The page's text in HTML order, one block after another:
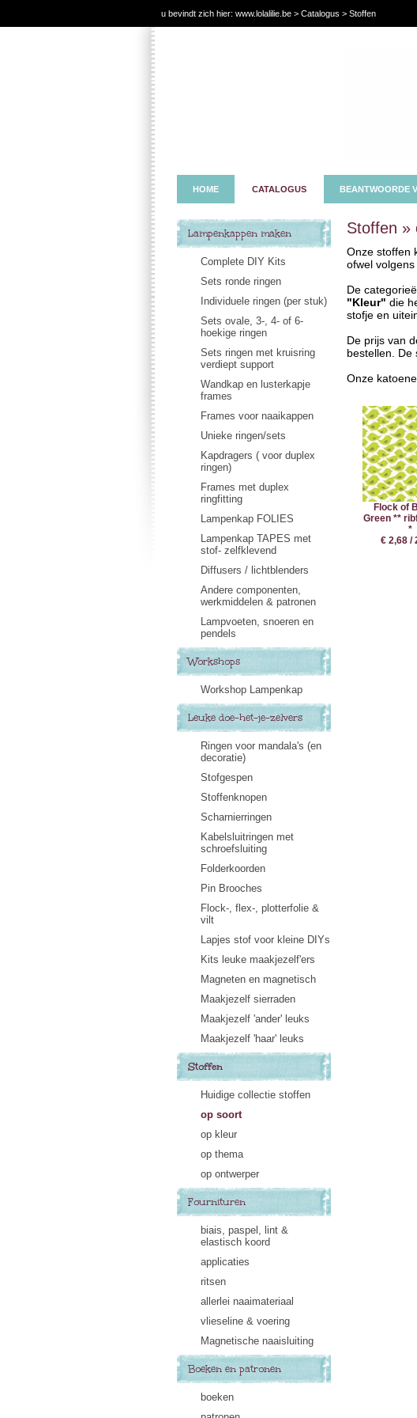
u bevindt zich hier: www.lolalilie.be > Catalogus > Stoffen
HOME CATALOGUS BEANTWOORDE
Lampenkappen maken
Complete DIY Kits
Sets ronde ringen
Individuele ringen (per stuk)
Sets ovale, 3-, 4- of 6-
hoekige ringen
Sets ringen met kruisring
verdiept support
Wandkap en lusterkapje
frames
Frames voor naaikappen
Unieke ringen/sets
Kapdragers ( voor duplex
ringen)
Frames met duplex
ringfitting
Lampenkap FOLIES
Lampenkap TAPES met
stof- zelfklevend
Diffusers / lichtblenders
Andere componenten,
werkmiddelen & patronen
Lampvoeten, snoeren en
pendels
Workshops
Workshop Lampenkap
Leuke doe-het-je-zelvers
Ringen voor mandala's (en
decoratie)
Stofgespen
Stoffenknopen
Scharnierringen
Kabelsluitringen met
schroefsluiting
Folderkoorden
Pin Brooches
Flock-, flex-, plotterfolie &
vilt
Lapjes stof voor kleine DIYs
Kits leuke maakjezelf'ers
Magneten en magnetisch
Maakjezelf sierraden
Maakjezelf 'ander' leuks
Maakjezelf 'haar' leuks
Stoffen
Huidige collectie stoffen
op soort
op kleur
op thema
op ontwerper
Fournituren
biais, paspel, lint &
elastisch koord
applicaties
ritsen
allerlei naaimateriaal
vlieseline & voering
Magnetische naaisluiting
Boeken en patronen
boeken
Stoffen »
Onze stoffen
ofwel
De
"Kleur" die
stofje en
De prijs van
bestellen. De
Onze
Flock of
Green **
*
€ 2,68 /